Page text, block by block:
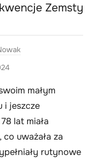
Zemsty
małym
i jeszcze
lat miała
uważała za
rutynowe